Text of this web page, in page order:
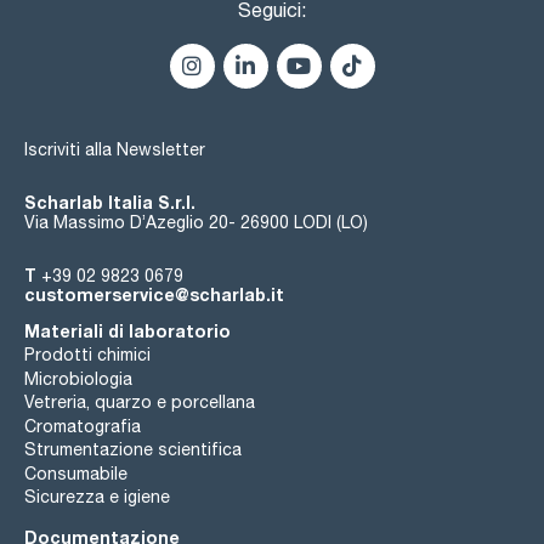
Seguici:
Iscriviti alla Newsletter
Scharlab Italia S.r.l.
Via Massimo D’Azeglio 20- 26900 LODI (LO)
T +39 02 9823 0679
customerservice@scharlab.it
Materiali di laboratorio
Prodotti chimici
Microbiologia
Vetreria, quarzo e porcellana
Cromatografia
Strumentazione scientifica
Consumabile
Sicurezza e igiene
Documentazione